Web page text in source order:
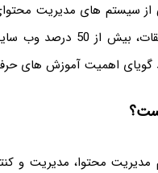
از سیستم های مدیریت
وردپرس می باشد. بر
اهمیت آموزش های
محتوا، مدیریت و